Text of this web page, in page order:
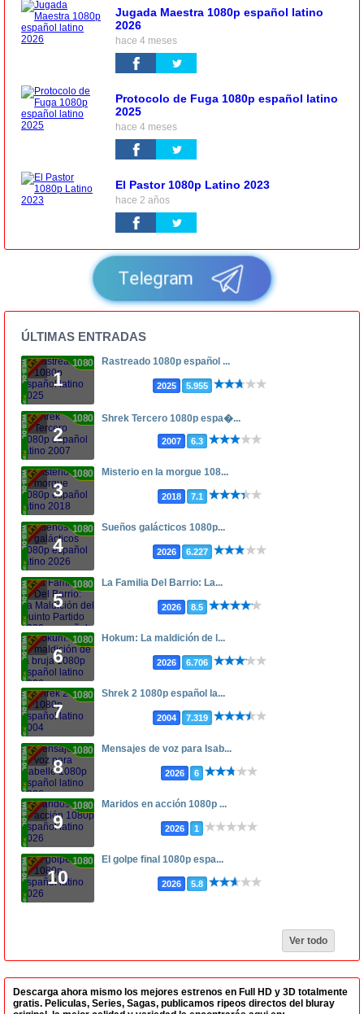
Jugada Maestra 1080p español latino
2026
hace 4 meses
Protocolo de Fuga 1080p español latino
2025
hace 4 meses
El Pastor 1080p Latino 2023
hace 2 años
Telegram
ÚLTIMAS ENTRADAS
1
1080p Rastreado 1080p español ...
2025 5.955
2
1080p Shrek Tercero 1080p espa�...
2007 6.3
3
1080p Misterio en la morgue 108...
2018 7.1
4
1080p Sueños galácticos 1080p...
2026 6.227
5
1080p La Familia Del Barrio: La...
2026 8.5
6
1080p Hokum: La maldición de l...
2026 6.706
7
1080p Shrek 2 1080p español la...
2004 7.319
8
1080p Mensajes de voz para Isab...
2026 6
9
1080p Maridos en acción 1080p ...
2026 1
10
1080p El golpe final 1080p espa...
2026 5.8
Ver todo
Descarga ahora mismo los mejores estrenos en Full HD y 3D totalmente
gratis. Peliculas, Series, Sagas, publicamos ripeos directos del bluray